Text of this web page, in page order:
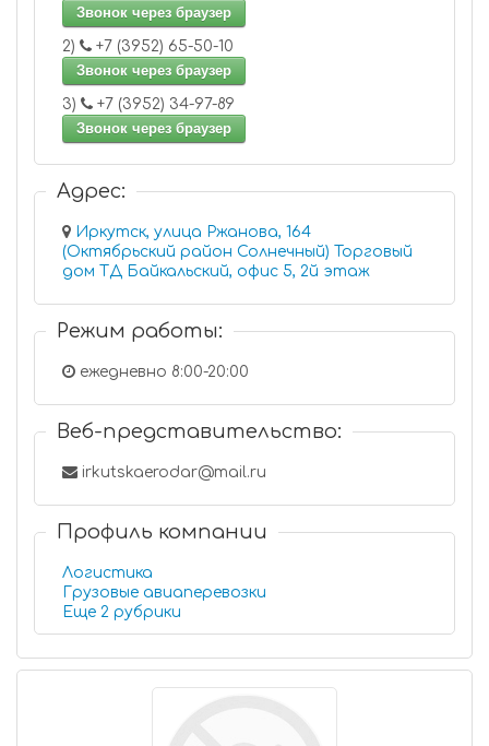
Звонок через браузер
2)
+7 (3952) 65-50-10
Звонок через браузер
3)
+7 (3952) 34-97-89
Звонок через браузер
Адрес:
Иркутск, улица Ржанова, 164
(Октябрьский район Солнечный) Торговый
дом ТД Байкальский, офис 5, 2й этаж
Режим работы:
ежедневно 8:00-20:00
Веб-представительство:
irkutskaerodar@mail.ru
Профиль компании
Логистика
Грузовые авиаперевозки
Еще 2 рубрики